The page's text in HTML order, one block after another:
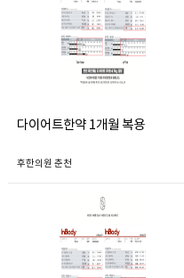
다이어트한약 1개월 복용
후한의원 춘천